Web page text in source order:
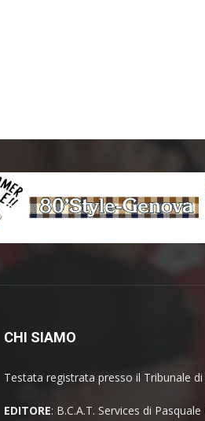
CHI SIAMO
Testata registrata presso il Tribunale
EDITORE: B.C.A.T. Services di